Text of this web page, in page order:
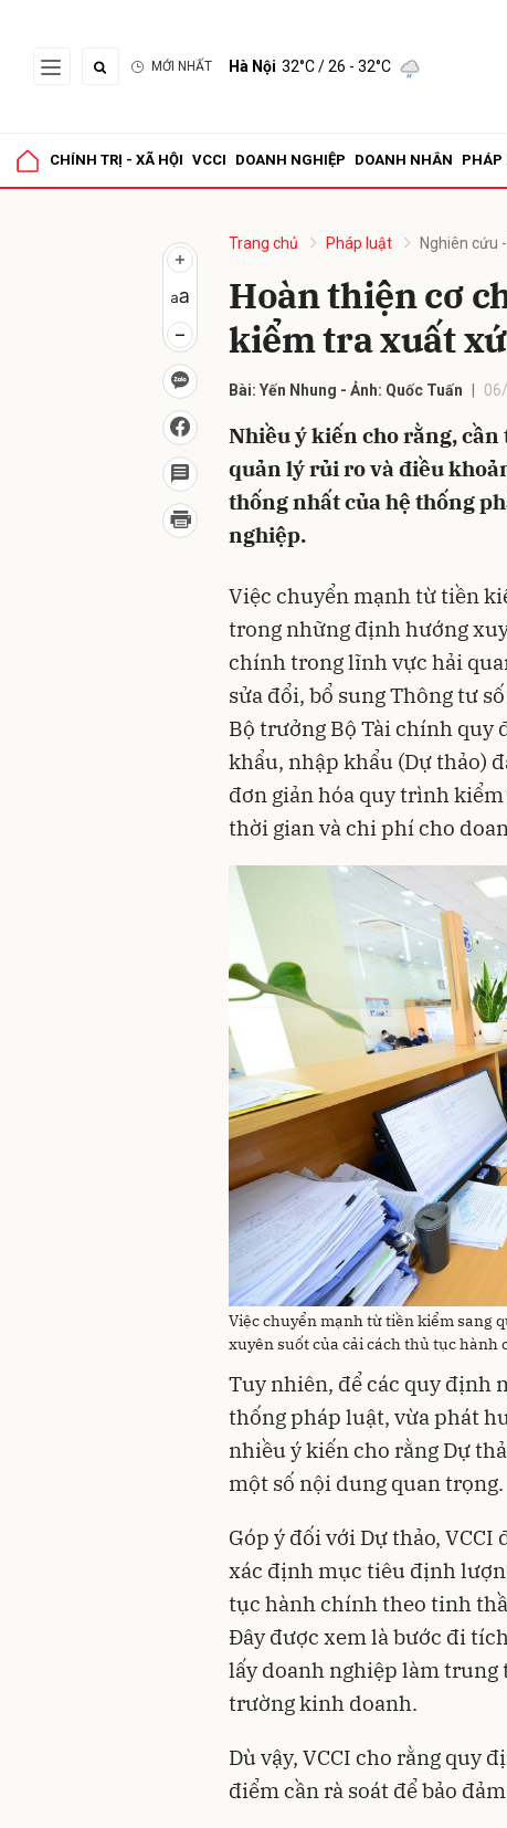
MỚI NHẤT Hà Nội 32°C/ 26 - 32°C
CHÍNH TRỊ - XÃ HỘI VCCI DOANH NGHIỆP DOANH NHÂN PHÁP
Trang chủ Pháp luật Nghiên cứu
Hoàn thiện cơ
kiểm tra xuất
Bài: Yến Nhung - Ảnh: Quốc Tuấn
Nhiều ý kiến cho rằng,
quản lý rủi ro và điều
thống nhất của hệ thống
nghiệp.
Việc chuyển mạnh từ tiền
trong những định hướng
chính trong lĩnh vực hải
sửa đổi, bổ sung Thông tư
Bộ trưởng Bộ Tài chính quy
khẩu, nhập khẩu (Dự thảo)
đơn giản hóa quy trình
thời gian và chi phí cho
Việc chuyển mạnh từ tiền kiểm sang
xuyên suốt của cải cách thủ tục
Tuy nhiên, để các quy định
thống pháp luật, vừa phát
nhiều ý kiến cho rằng Dự
một số nội dung quan trọng.
Góp ý đối với Dự thảo, VCCI
xác định mục tiêu định
tục hành chính theo tinh
Đây được xem là bước đi
lấy doanh nghiệp làm trung
trường kinh doanh.
Dù vậy, VCCI cho rằng quy
điểm cần rà soát để bảo